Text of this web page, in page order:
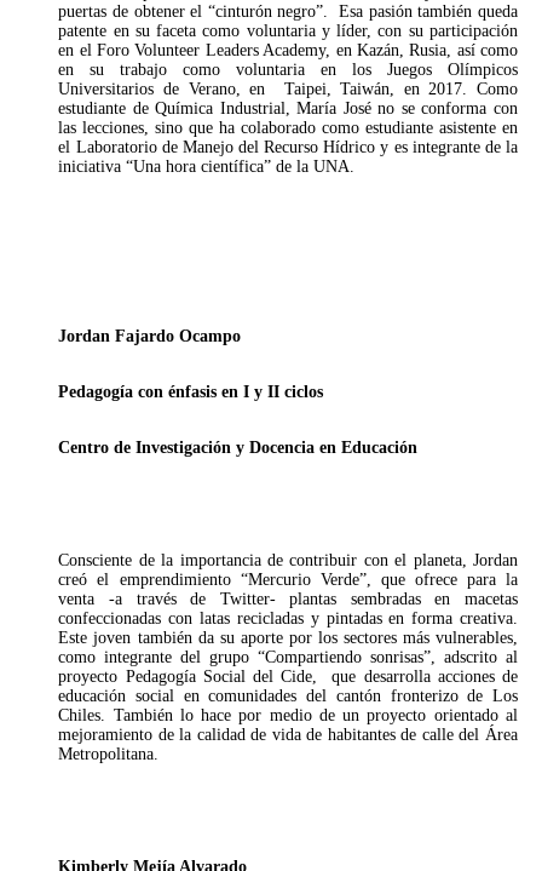
puertas de obtener el “cinturón negro”. Esa pasión también queda
patente en su faceta como voluntaria y líder, con su participación
en el Foro Volunteer Leaders Academy, en Kazán, Rusia, así como
en su trabajo como voluntaria en los Juegos Olímpicos
Universitarios de Verano, en Taipei, Taiwán, en 2017. Como
estudiante de Química Industrial, María José no se conforma con
las lecciones, sino que ha colaborado como estudiante asistente en
el Laboratorio de Manejo del Recurso Hídrico y es integrante de la
iniciativa “Una hora científica” de la UNA.
Jordan Fajardo Ocampo
Pedagogía con énfasis en I y II ciclos
Centro de Investigación y Docencia en Educación
Consciente de la importancia de contribuir con el planeta, Jordan
creó el emprendimiento “Mercurio Verde”, que ofrece para la
venta -a través de Twitter- plantas sembradas en macetas
confeccionadas con latas recicladas y pintadas en forma creativa.
Este joven también da su aporte por los sectores más vulnerables,
como integrante del grupo “Compartiendo sonrisas”, adscrito al
proyecto Pedagogía Social del Cide, que desarrolla acciones de
educación social en comunidades del cantón fronterizo de Los
Chiles. También lo hace por medio de un proyecto orientado al
mejoramiento de la calidad de vida de habitantes de calle del Área
Metropolitana.
Kimberly Mejía Alvarado